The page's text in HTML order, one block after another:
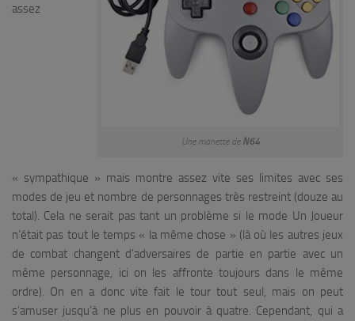
Une manette de N64
assez
« sympathique » mais montre assez vite ses limites avec ses
modes de jeu et nombre de personnages très restreint (douze au
total). Cela ne serait pas tant un problème si le mode Un Joueur
n’était pas tout le temps « la même chose » (là où les autres jeux
de combat changent d’adversaires de partie en partie avec un
même personnage, ici on les affronte toujours dans le même
ordre). On en a donc vite fait le tour tout seul, mais on peut
s’amuser jusqu’à ne plus en pouvoir à quatre. Cependant, qui a